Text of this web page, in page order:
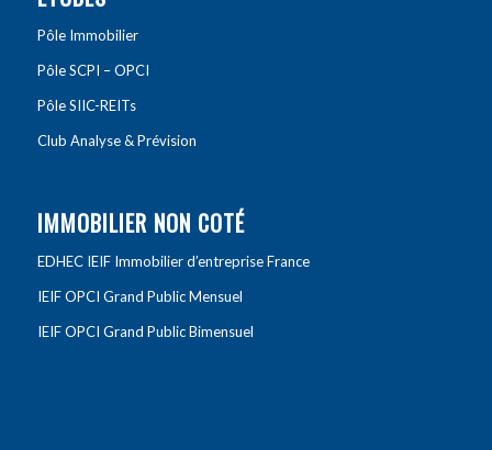
Pôle Immobilier
Pôle SCPI – OPCI
Pôle SIIC-REITs
Club Analyse & Prévision
IMMOBILIER NON COTÉ
EDHEC IEIF Immobilier d’entreprise France
IEIF OPCI Grand Public Mensuel
IEIF OPCI Grand Public Bimensuel